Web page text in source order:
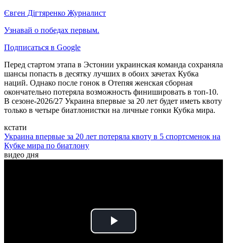
Євген Дігтяренко Журналист
Узнавай о победах первым.
Подписаться в Google
Перед стартом этапа в Эстонии украинская команда сохраняла
шансы попасть в десятку лучших в обоих зачетах Кубка
наций. Однако после гонок в Отепяя женская сборная
окончательно потеряла возможность финишировать в топ-10.
В сезоне-2026/27 Украина впервые за 20 лет будет иметь квоту
только в четыре биатлонистки на личные гонки Кубка мира.
кстати
Украина впервые за 20 лет потеряла квоту в 5 спортсменок на
Кубке мира по биатлону
видео дня
Play